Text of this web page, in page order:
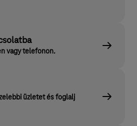
vagy telefonon.
üzletet és foglalj